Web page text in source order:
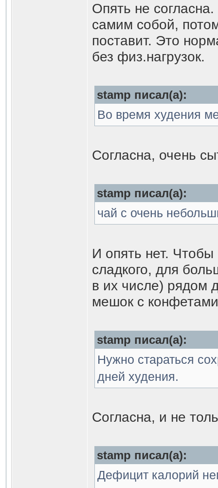
Опять не
самим собой,
поставит. Это
без физ.нагрузок.
stamp писал(а):
Во время худения
Согласна, очень
stamp писал(а):
чай с очень
И опять нет.
сладкого, для
в их числе) рядом
мешок с
stamp писал(а):
Нужно стараться
дней худения.
Согласна, и не
stamp писал(а):
Дефицит калорий